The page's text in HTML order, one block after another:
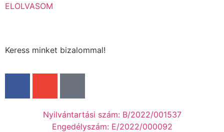
ELOLVASOM
Keress minket bizalommal!
Nyilvántartási szám: B/2022/001537
Engedélyszám: E/2022/000092